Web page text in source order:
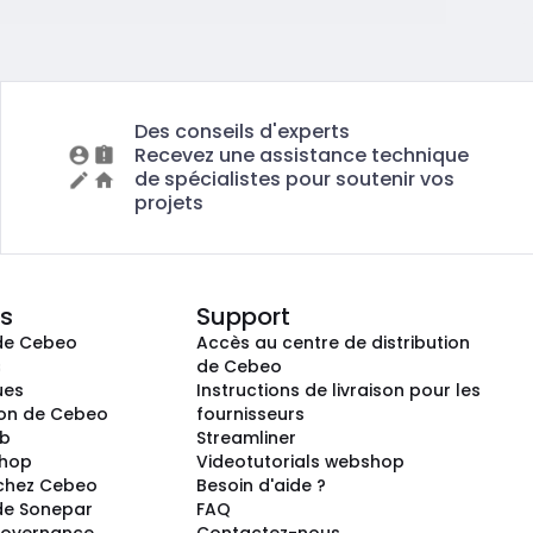
Des conseils d'experts
Recevez une assistance technique
de spécialistes pour soutenir vos
projets
Cebeo
de Cebeo
Cebeo
Sonepar
Support
Accès au centre de distribution
de Cebeo
Instructions de livraison pour les
fournisseurs
Streamliner
Videotutorials webshop
Besoin d'aide ?
FAQ